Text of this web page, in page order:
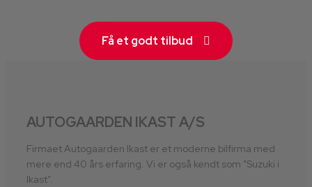
Få et godt tilbud
AUTOGAARDEN IKAST A/S
Firmaet Autogaarden Ikast er et moderne bilfirma med
mere end 40 års erfaring. Vi er også kendt som ”Suzuki i
Ikast”.